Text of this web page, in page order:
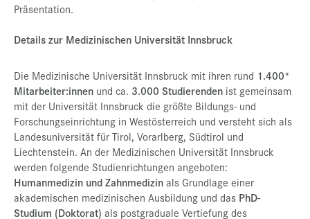
Präsentation.
Details zur Medizinischen Universität Innsbruck
Die Medizinische Universität Innsbruck mit ihren rund 1.400*
Mitarbeiter:innen und ca. 3.000 Studierenden ist gemeinsam
mit der Universität Innsbruck die größte Bildungs- und
Forschungseinrichtung in Westösterreich und versteht sich als
Landesuniversität für Tirol, Vorarlberg, Südtirol und
Liechtenstein. An der Medizinischen Universität Innsbruck
werden folgende Studienrichtungen angeboten:
Humanmedizin und Zahnmedizinals Grundlage einer
akademischen medizinischen Ausbildung und das PhD-
Studium (Doktorat) als postgraduale Vertiefung des